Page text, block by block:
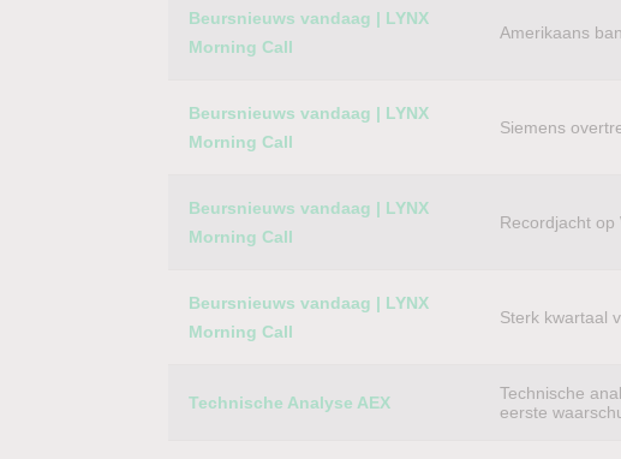
Category Titel
Beursnieuws vandaag | LYNX
Morning Call
Amerikaans
Beursnieuws vandaag | LYNX
Morning Call
Siemens
Beursnieuws vandaag | LYNX
Morning Call
Recordjacht op
Beursnieuws vandaag | LYNX
Morning Call
Sterk kwartaal
Technische Analyse AEX
Technische
eerste